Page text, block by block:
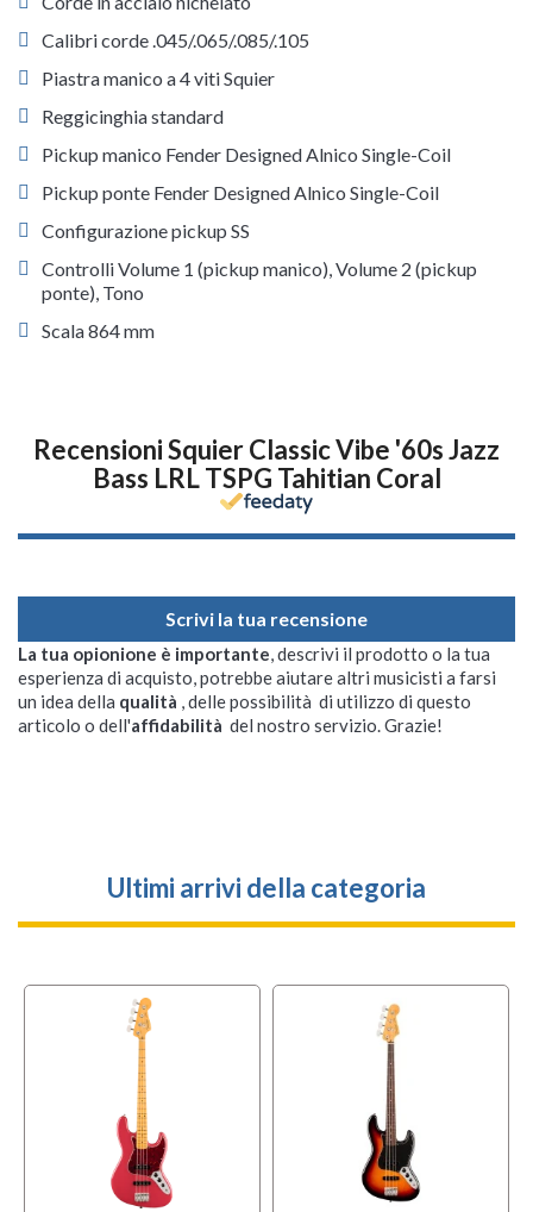
Calibri corde .045/.065/.085/.105
Piastra manico a 4 viti Squier
Reggicinghia standard
Pickup manico Fender Designed Alnico Single-Coil
Pickup ponte Fender Designed Alnico Single-Coil
Configurazione pickup SS
Controlli Volume 1 (pickup manico), Volume 2 (pickup
ponte), Tono
Scala 864 mm
Recensioni Squier Classic Vibe '60s Jazz
Bass LRL TSPG Tahitian Coral
Scrivi la tua recensione
La tua opionione è importante, descrivi il prodotto o la tua
esperienza di acquisto, potrebbe aiutare altri musicisti a farsi
un idea della qualità , delle possibilità di utilizzo di questo
articolo o dell'affidabilità del nostro servizio. Grazie!
Ultimi arrivi della categoria